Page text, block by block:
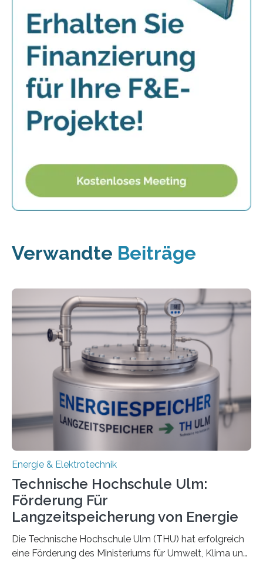
Verwandte Beiträge
Energie & Elektrotechnik
Technische Hochschule Ulm:
Förderung Für
Langzeitspeicherung von Energie
Die Technische Hochschule Ulm (THU) hat erfolgreich
eine Förderung des Ministeriums für Umwelt, Klima und